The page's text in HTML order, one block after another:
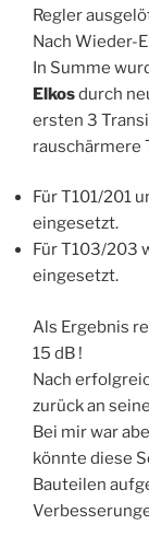
Regler
Nach Wieder-
In Summe
Elkosdurch
ersten 3
rauschärmere
Für T101/201
eingesetzt.
Für T103/203
eingesetzt.
Als Ergebnis
15 dB !
Nach
zurück an
Bei mir war
könnte diese
Bauteilen